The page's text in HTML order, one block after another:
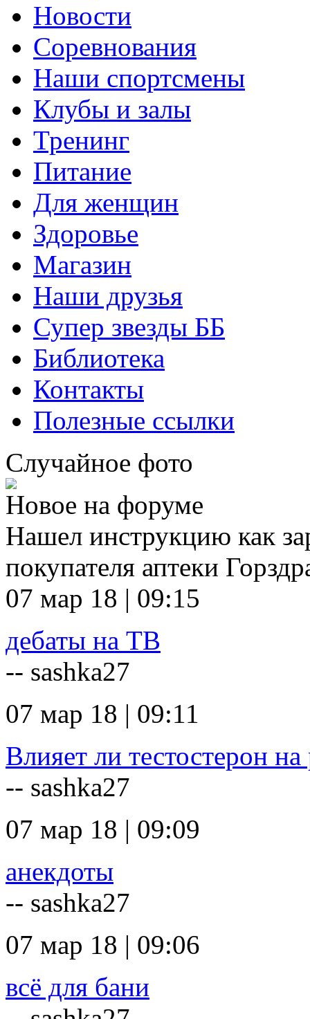
Новости
Соревнования
Наши спортсмены
Клубы и залы
Тренинг
Питание
Для женщин
Здоровье
Магазин
Наши друзья
Супер звезды ББ
Библиотека
Контакты
Полезные ссылки
Случайное фото
Новое на форуме
Нашел инструкцию как
покупателя аптеки
07 мар 18 | 09:15
дебаты на ТВ
-- sashka27
07 мар 18 | 09:11
Влияет ли тестостерон на
-- sashka27
07 мар 18 | 09:09
анекдоты
-- sashka27
07 мар 18 | 09:06
всё для бани